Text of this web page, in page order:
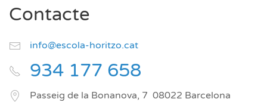
Contacte
info@escola-horitzo.cat
934 177 658
Passeig de la Bonanova, 7 08022 Barcelona